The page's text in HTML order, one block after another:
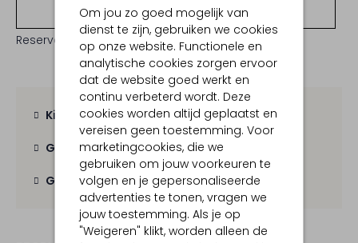
Om jou zo goed mogelijk van
dienst te zijn, gebruiken we cookies
op onze website. Functionele en
analytische cookies zorgen ervoor
dat de website goed werkt en
continu verbeterd wordt. Deze
cookies worden altijd geplaatst en
vereisen geen toestemming. Voor
marketingcookies, die we
gebruiken om jouw voorkeuren te
volgen en je gepersonaliseerde
advertenties te tonen, vragen we
jouw toestemming. Als je op
"Weigeren" klikt, worden alleen de
Bekijk winkelvoorraad
Reserveer direct in een van onze 19 boutiques
Kies zelf je bezorgmoment
Gratis verzendingvanaf € 100,-
Gratis retourbinnen 30 dagen